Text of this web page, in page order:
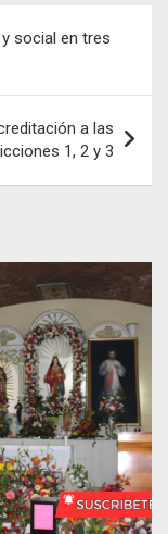
social en tres
a las
1, 2 y 3